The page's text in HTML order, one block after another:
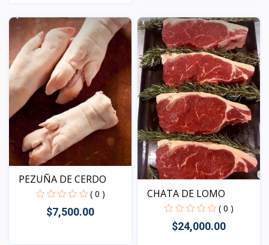
Vista
PEZUÑA DE CERDO
( 0 )
$7,500.00
CHATA DE LOMO
( 0 )
$24,000.00